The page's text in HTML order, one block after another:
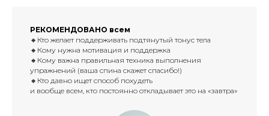
РЕКОМЕНДОВАНО всем
🔸Кто желает поддерживать подтянутый тонус тела
🔸Кому нужна мотивация и поддержка
🔸Кому важна правильная техника выполнения
упражнений (ваша спина скажет спасибо!)
🔸Кто давно ищет способ похудеть
и вообще всем, кто постоянно откладывает это на «завтра»